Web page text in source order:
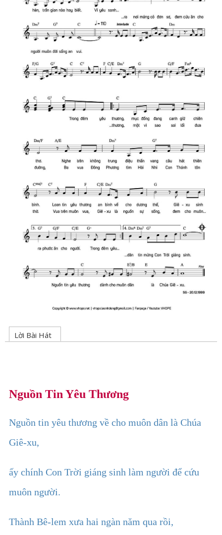
Lời Bài Hát
Nguồn Tin Yêu Thương
Nguồn tin yêu thương về cho muôn dân là Chúa
Giê-xu,
ấy chính Con Trời giáng sinh làm người để cứu
muôn người.
Thành Bê-lem xưa hai ngàn năm qua rồi,